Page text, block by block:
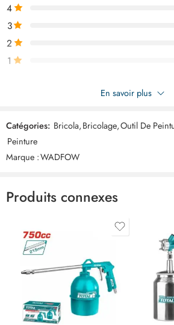
4
3
2
1
Soyez le premier à donner votre avis
180mm WBT3307”
Commentaires
Il n'y a pas encore de critiques.
En savoir plus
Catégories: Bricola,Bricolage,Outil De
Peinture
Marque :WADFOW
Produits connexes